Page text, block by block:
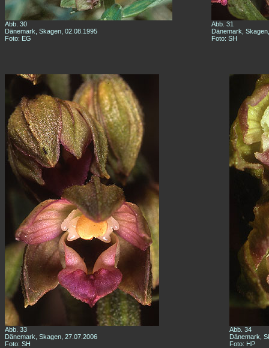
Abb. 30
Dänemark, Skagen, 02.08.1995
Foto: EG
Abb. 31
Dänemark,
Foto: SH
Abb. 33
Dänemark, Skagen, 27.07.2006
Foto: SH
Abb. 34
Dänemark,
Foto: HP